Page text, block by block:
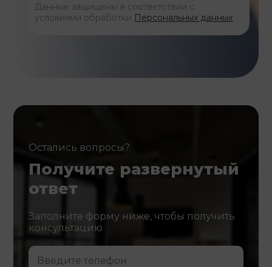
Данные защищены в соответствии с
условиями обработки Персональных данных
Остались вопросы?
Получите развернутый
ответ
Заполните форму ниже, чтобы получить
консультацию